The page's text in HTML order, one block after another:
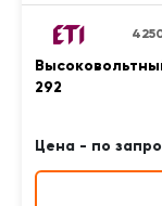
292
Цена - по